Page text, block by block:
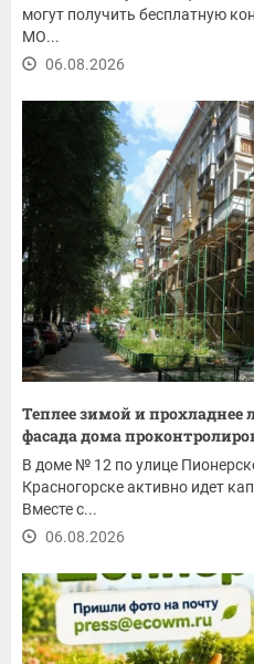
могут получить бесплатную
МО...
06.08.2026
Теплее зимой и прохладнее
фасада дома
В доме № 12 по улице
Красногорске активно идет
Вместе с...
06.08.2026